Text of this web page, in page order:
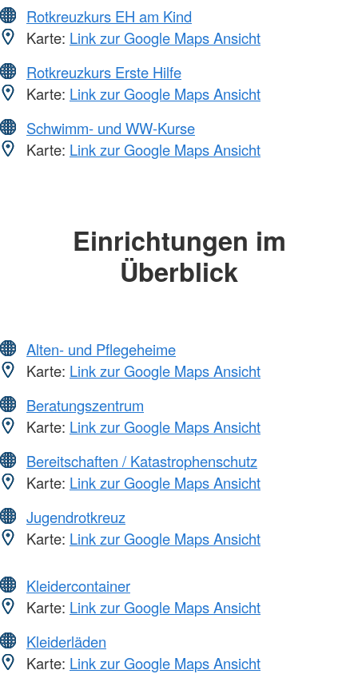
Rotkreuzkurs EH am Kind
Karte: Link zur Google Maps Ansicht
Rotkreuzkurs Erste Hilfe
Karte: Link zur Google Maps Ansicht
Schwimm- und WW-Kurse
Karte: Link zur Google Maps Ansicht
Einrichtungen im
Überblick
Alten- und Pflegeheime
Karte: Link zur Google Maps Ansicht
Beratungszentrum
Karte: Link zur Google Maps Ansicht
Bereitschaften / Katastrophenschutz
Karte: Link zur Google Maps Ansicht
Jugendrotkreuz
Karte: Link zur Google Maps Ansicht
Kleidercontainer
Karte: Link zur Google Maps Ansicht
Kleiderläden
Karte: Link zur Google Maps Ansicht